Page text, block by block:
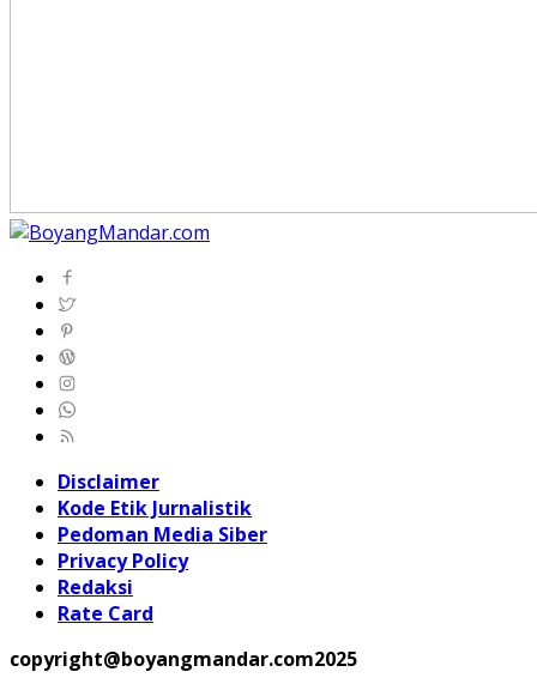
Disclaimer
Kode Etik Jurnalistik
Pedoman Media Siber
Privacy Policy
Redaksi
Rate Card
copyright@boyangmandar.com2025